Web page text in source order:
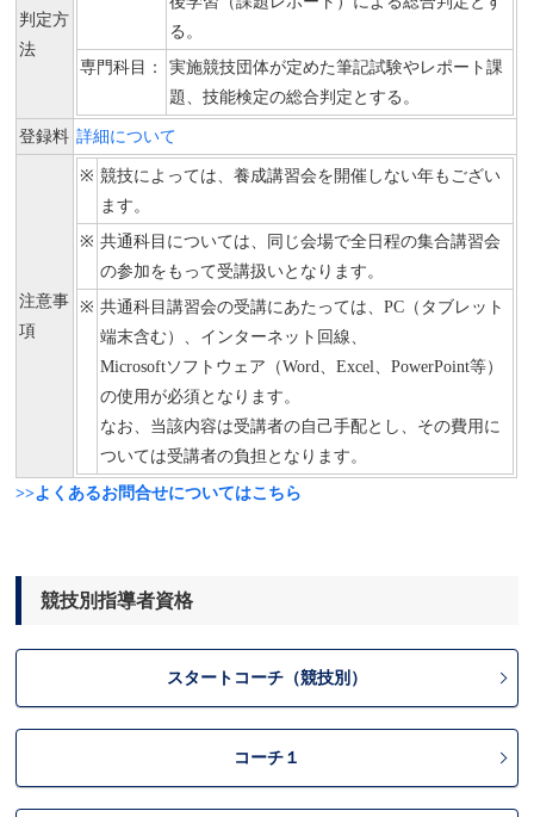
判定方
法
る。
専門科目：
実施競技団体が定めた筆記試験やレポート課
題、技能検定の総合判定とする。
登録料 詳細について
注意事
項
※ 競技によっては、養成講習会を開催しない年もござい
ます。
※ 共通科目については、同じ会場で全日程の集合講習会
の参加をもって受講扱いとなります。
※ 共通科目講習会の受講にあたっては、PC（タブレット
端末含む）、インターネット回線、
Microsoftソフトウェア（Word、Excel、PowerPoint等）
の使用が必須となります。
なお、当該内容は受講者の自己手配とし、その費用に
ついては受講者の負担となります。
>>よくあるお問合せについてはこちら
競技別指導者資格
スタートコーチ（競技別）
コーチ１